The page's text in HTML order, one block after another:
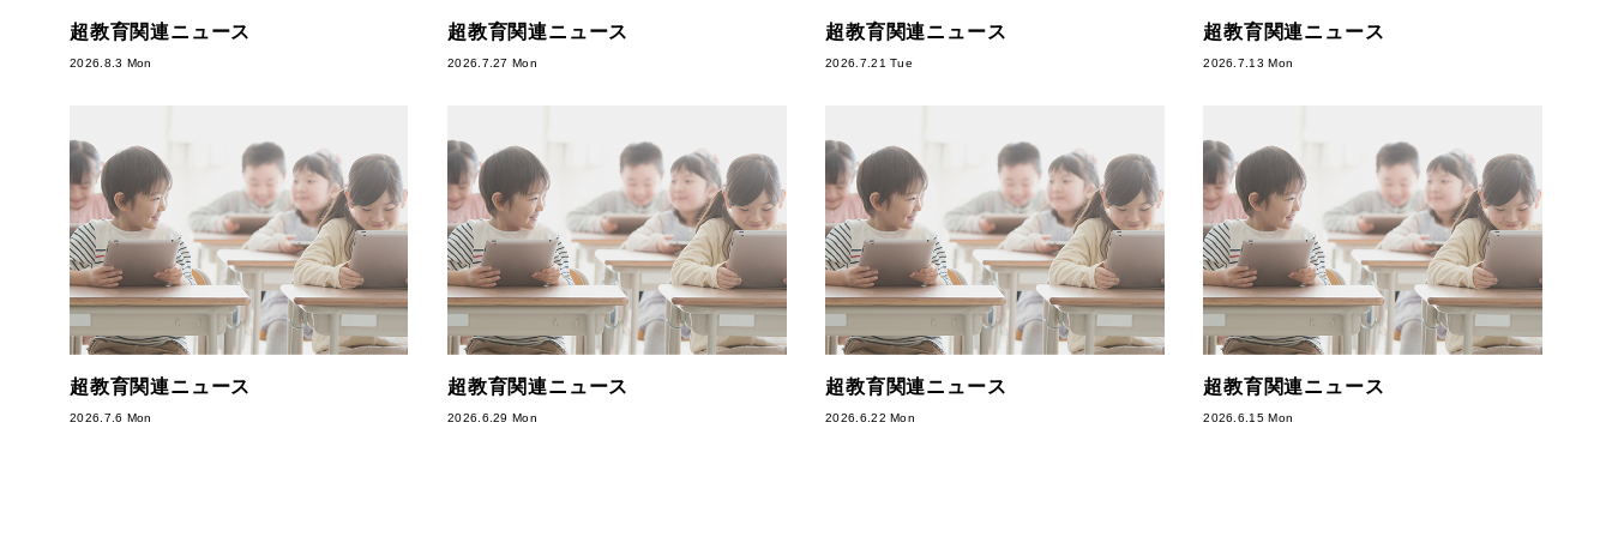
超教育関連ニュース
2026.8.3 Mon
超教育関連ニュース
2026.7.27 Mon
超教育関連ニュース
2026.7.21 Tue
超教育関連ニュース
2026.7.13 Mon
超教育関連ニュース
2026.7.6 Mon
超教育関連ニュース
2026.6.29 Mon
超教育関連ニュース
2026.6.22 Mon
超教育関連ニュース
2026.6.15 Mon